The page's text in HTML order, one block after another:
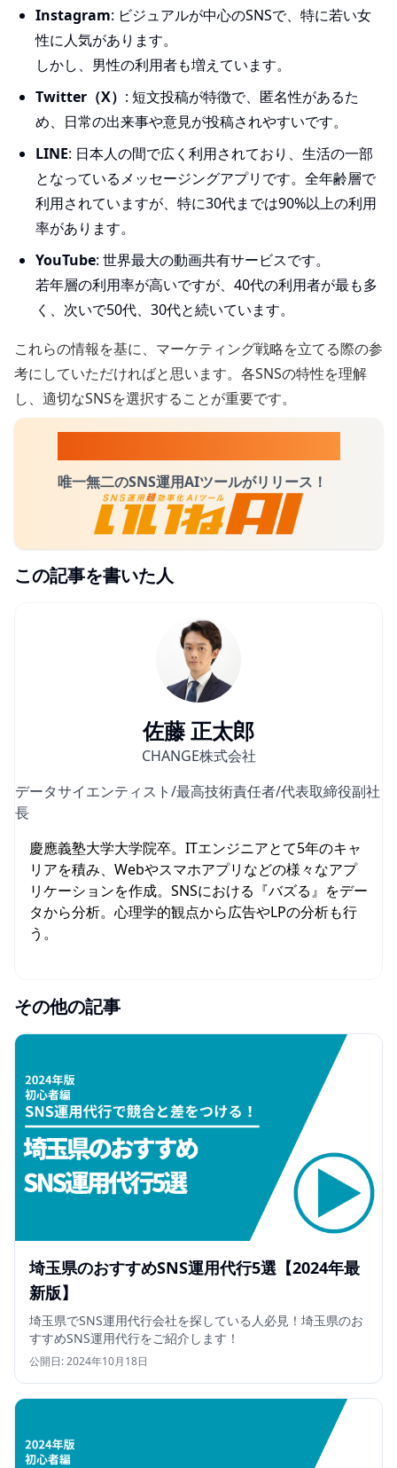
Instagram: ビジュアルが中心のSNSで、特に若い女
性に人気があります。
しかし、男性の利用者も増えています。
Twitter（X） : 短文投稿が特徴で、匿名性があるた
め、日常の出来事や意見が投稿されやすいです。
LINE: 日本人の間で広く利用されており、生活の一部
となっているメッセージングアプリです。全年齢層で
利用されていますが、特に30代までは90%以上の利用
率があります。
YouTube: 世界最大の動画共有サービスです。
若年層の利用率が高いですが、40代の利用者が最も多
く、次いで50代、30代と続いています。
これらの情報を基に、マーケティング戦略を立てる際の参
考にしていただければと思います。各SNSの特性を理解
し、適切なSNSを選択することが重要です。
唯一無二のSNS運用AIツールがリリース！
この記事を書いた人
佐藤 正太郎
CHANGE株式会社
データサイエンティスト/最高技術責任者/代表取締役副社
長
慶應義塾大学大学院卒。ITエンジニアとて5年のキャ
リアを積み、Webやスマホアプリなどの様々なアプ
リケーションを作成。SNSにおける『バズる』をデー
タから分析。心理学的観点から広告やLPの分析も行
う。
その他の記事
埼玉県のおすすめSNS運用代行5選【2024年最
新版】
埼玉県でSNS運用代行会社を探している人必見！埼玉県のお
すすめSNS運用代行をご紹介します！
公開日:2024年10月18日